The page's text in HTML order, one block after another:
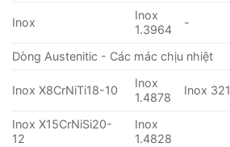
Inox
Inox
1.3964
-
Dòng Austenitic - Các mác chịu nhiệt
Inox X8CrNiTi18-10
Inox
1.4878
Inox 321
Inox X15CrNiSi20-
12
Inox
1.4828